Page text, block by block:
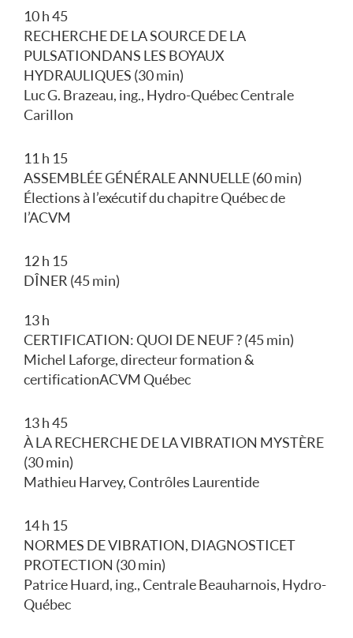
10 h 45
RECHERCHE DE LA SOURCE DE LA
PULSATION DANS LES BOYAUX
HYDRAULIQUES (30 min)
Luc G. Brazeau, ing., Hydro-Québec Centrale
Carillon
11 h 15
ASSEMBLÉE GÉNÉRALE ANNUELLE (60 min)
Élections à l’exécutif du chapitre Québec de
l’ACVM
12 h 15
DÎNER (45 min)
13 h
CERTIFICATION : QUOI DE NEUF ? (45 min)
Michel Laforge, directeur formation &
certification ACVM Québec
13 h 45
À LA RECHERCHE DE LA VIBRATION MYSTÈRE
(30 min)
Mathieu Harvey, Contrôles Laurentide
14 h 15
NORMES DE VIBRATION, DIAGNOSTIC ET
PROTECTION (30 min)
Patrice Huard, ing., Centrale Beauharnois, Hydro-
Québec